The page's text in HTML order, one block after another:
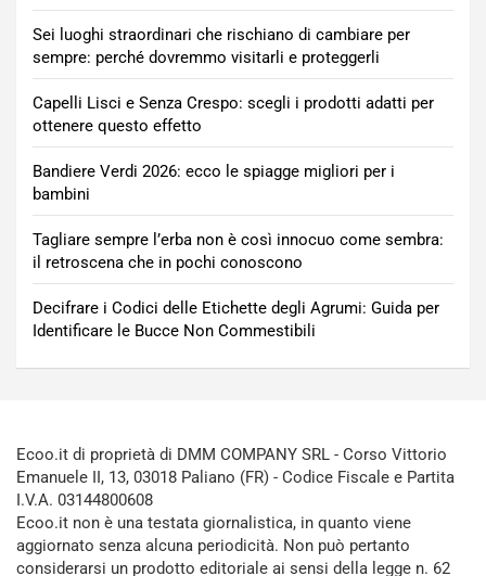
Sei luoghi straordinari che rischiano di cambiare per
sempre: perché dovremmo visitarli e proteggerli
Capelli Lisci e Senza Crespo: scegli i prodotti adatti per
ottenere questo effetto
Bandiere Verdi 2026: ecco le spiagge migliori per i
bambini
Tagliare sempre l’erba non è così innocuo come sembra:
il retroscena che in pochi conoscono
Decifrare i Codici delle Etichette degli Agrumi: Guida per
Identificare le Bucce Non Commestibili
Ecoo.it di proprietà di DMM COMPANY SRL - Corso Vittorio
Emanuele II, 13, 03018 Paliano (FR) - Codice Fiscale e Partita
I.V.A. 03144800608
Ecoo.it non è una testata giornalistica, in quanto viene
aggiornato senza alcuna periodicità. Non può pertanto
considerarsi un prodotto editoriale ai sensi della legge n. 62